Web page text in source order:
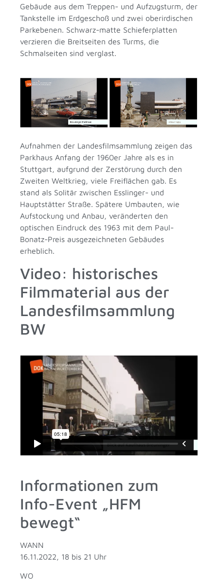
Gebäude aus dem Treppen- und Aufzugsturm, der
Tankstelle im Erdgeschoß und zwei oberirdischen
Parkebenen. Schwarz-matte Schieferplatten
verzieren die Breitseiten des Turms, die
Schmalseiten sind verglast.
Aufnahmen der Landesfilmsammlung zeigen das
Parkhaus Anfang der 1960er Jahre als es in
Stuttgart, aufgrund der Zerstörung durch den
Zweiten Weltkrieg, viele Freiflächen gab. Es
stand als Solitär zwischen Esslinger- und
Hauptstätter Straße. Spätere Umbauten, wie
Aufstockung und Anbau, veränderten den
optischen Eindruck des 1963 mit dem Paul-
Bonatz-Preis ausgezeichneten Gebäudes
erheblich.
Video: historisches
Filmmaterial aus der
Landesfilmsammlung
BW
Informationen zum
Info-Event „HFM
bewegt“
WANN
16.11.2022, 18 bis 21 Uhr
WO